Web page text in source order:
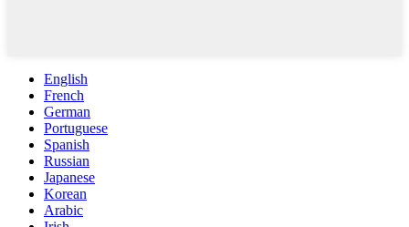
English
French
German
Portuguese
Spanish
Russian
Japanese
Korean
Arabic